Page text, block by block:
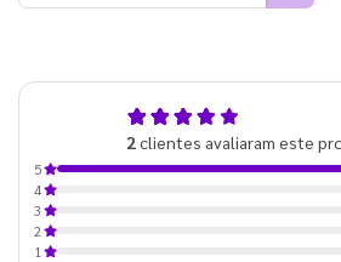
2clientes avaliaram este
5
4
3
2
1